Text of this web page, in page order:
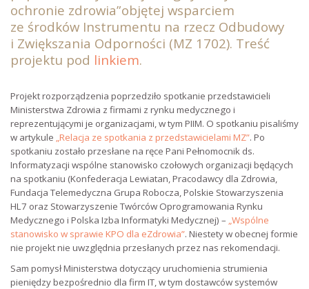
ochronie zdrowia”objętej wsparciem
ze środków Instrumentu na rzecz Odbudowy
i Zwiększania Odporności (MZ 1702). Treść
projektu pod linkiem.
Projekt rozporządzenia poprzedziło spotkanie przedstawicieli
Ministerstwa Zdrowia z firmami z rynku medycznego i
reprezentującymi je organizacjami, w tym PIIM. O spotkaniu pisaliśmy
w artykule „Relacja ze spotkania z przedstawicielami MZ”. Po
spotkaniu zostało przesłane na ręce Pani Pełnomocnik ds.
Informatyzacji wspólne stanowisko czołowych organizacji będących
na spotkaniu (Konfederacja Lewiatan, Pracodawcy dla Zdrowia,
Fundacja Telemedyczna Grupa Robocza, Polskie Stowarzyszenia
HL7 oraz Stowarzyszenie Twórców Oprogramowania Rynku
Medycznego i Polska Izba Informatyki Medycznej) – „Wspólne
stanowisko w sprawie KPO dla eZdrowia”. Niestety w obecnej formie
nie projekt nie uwzględnia przesłanych przez nas rekomendacji.
Sam pomysł Ministerstwa dotyczący uruchomienia strumienia
pieniędzy bezpośrednio dla firm IT, w tym dostawców systemów